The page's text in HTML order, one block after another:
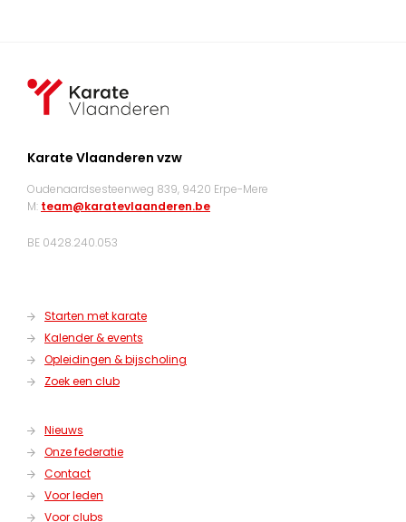
Karate Vlaanderen vzw
Oudenaardsesteenweg 839, 9420 Erpe-Mere
M: team@karatevlaanderen.be
BE 0428.240.053
Starten met karate
Kalender & events
Opleidingen & bijscholing
Zoek een club
Nieuws
Onze federatie
Contact
Voor leden
Voor clubs